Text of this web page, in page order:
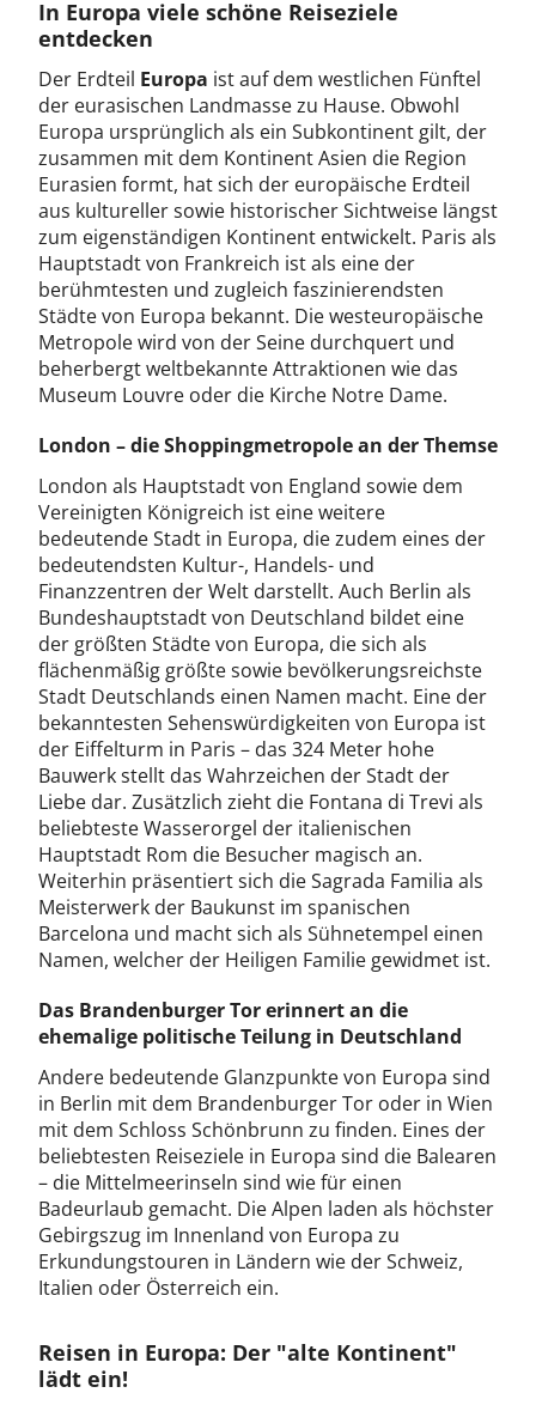
In Europa viele schöne Reiseziele
entdecken
Der Erdteil Europa ist auf dem westlichen Fünftel
der eurasischen Landmasse zu Hause. Obwohl
Europa ursprünglich als ein Subkontinent gilt, der
zusammen mit dem Kontinent Asien die Region
Eurasien formt, hat sich der europäische Erdteil
aus kultureller sowie historischer Sichtweise längst
zum eigenständigen Kontinent entwickelt. Paris als
Hauptstadt von Frankreich ist als eine der
berühmtesten und zugleich faszinierendsten
Städte von Europa bekannt. Die westeuropäische
Metropole wird von der Seine durchquert und
beherbergt weltbekannte Attraktionen wie das
Museum Louvre oder die Kirche Notre Dame.
London – die Shoppingmetropole an der Themse
London als Hauptstadt von England sowie dem
Vereinigten Königreich ist eine weitere
bedeutende Stadt in Europa, die zudem eines der
bedeutendsten Kultur-, Handels- und
Finanzzentren der Welt darstellt. Auch Berlin als
Bundeshauptstadt von Deutschland bildet eine
der größten Städte von Europa, die sich als
flächenmäßig größte sowie bevölkerungsreichste
Stadt Deutschlands einen Namen macht. Eine der
bekanntesten Sehenswürdigkeiten von Europa ist
der Eiffelturm in Paris – das 324 Meter hohe
Bauwerk stellt das Wahrzeichen der Stadt der
Liebe dar. Zusätzlich zieht die Fontana di Trevi als
beliebteste Wasserorgel der italienischen
Hauptstadt Rom die Besucher magisch an.
Weiterhin präsentiert sich die Sagrada Familia als
Meisterwerk der Baukunst im spanischen
Barcelona und macht sich als Sühnetempel einen
Namen, welcher der Heiligen Familie gewidmet ist.
Das Brandenburger Tor erinnert an die
ehemalige politische Teilung in Deutschland
Andere bedeutende Glanzpunkte von Europa sind
in Berlin mit dem Brandenburger Tor oder in Wien
mit dem Schloss Schönbrunn zu finden. Eines der
beliebtesten Reiseziele in Europa sind die Balearen
– die Mittelmeerinseln sind wie für einen
Badeurlaub gemacht. Die Alpen laden als höchster
Gebirgszug im Innenland von Europa zu
Erkundungstouren in Ländern wie der Schweiz,
Italien oder Österreich ein.
Reisen in Europa: Der "alte Kontinent"
lädt ein!